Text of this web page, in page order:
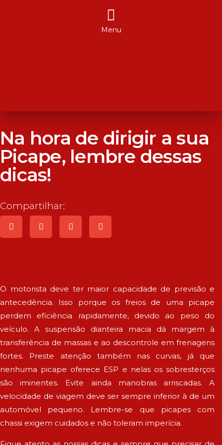
Menu
Na hora de dirigir a sua
Picape, lembre dessas
dicas!
Compartilhar:
O motorista deve ter maior capacidade de previsão e
antecedência. Isso porque os freios de uma picape
perdem eficiência rapidamente, devido ao peso do
veículo. A suspensão dianteira macia dá margem à
transferência de massas e ao descontrole em frenagens
fortes. Preste atenção também nas curvas, já que
nenhuma picape oferece ESP e nelas os sobresterços
são iminentes. Evite ainda manobras arriscadas. A
velocidade de viagem deve ser sempre inferior à de um
automóvel pequeno. Lembre-se que picapes com
chassi exigem cuidados e não toleram imperícia.